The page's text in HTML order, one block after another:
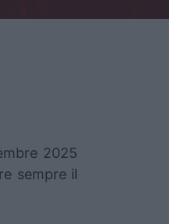
2025
sempre il